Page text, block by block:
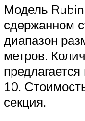
Модель
сдержанном
диапазон
метров.
10.
секция.